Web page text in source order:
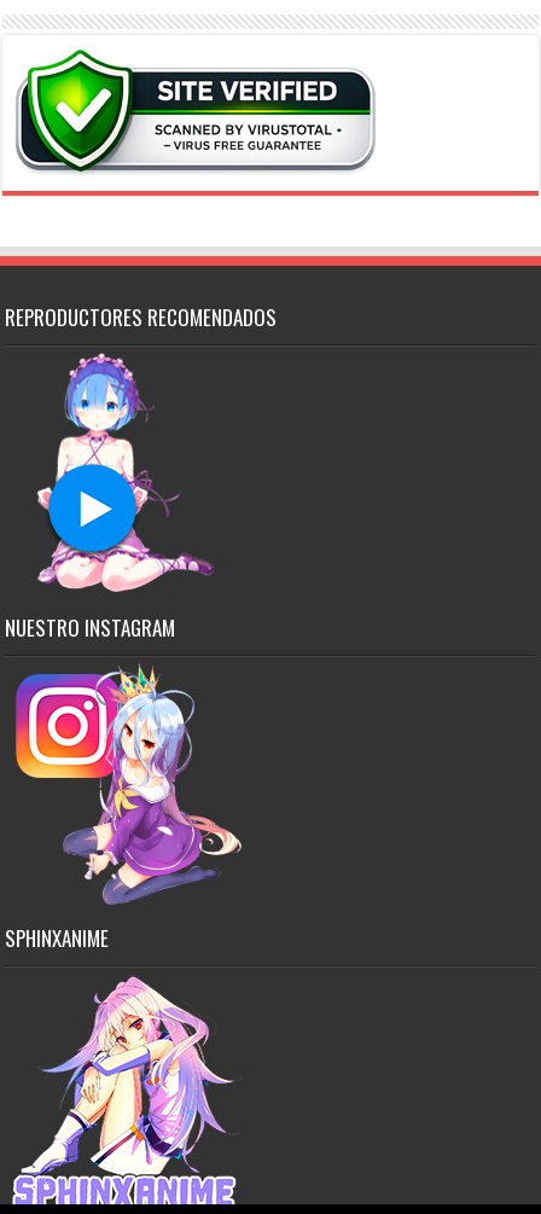
REPRODUCTORES RECOMENDADOS
NUESTRO INSTAGRAM
SPHINXANIME